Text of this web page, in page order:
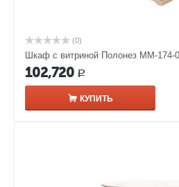
(0)
Шкаф с витриной Полонез ММ-174-
102,720 Р
КУПИТЬ